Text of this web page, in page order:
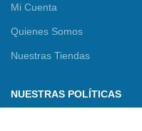
Mi Cuenta
Quienes Somos
Nuestras Tiendas
NUESTRAS POLÍTICAS